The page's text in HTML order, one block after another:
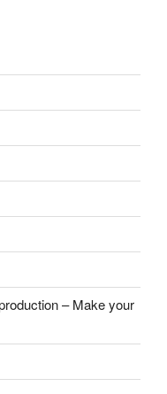
– Make your